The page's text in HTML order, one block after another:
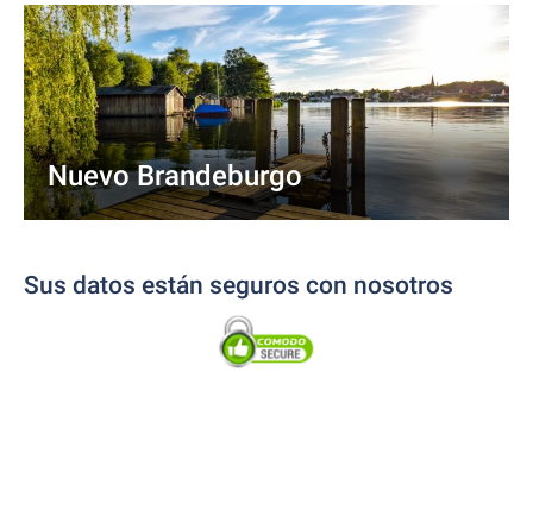
Nuevo Brandeburgo
Sus datos están seguros con nosotros